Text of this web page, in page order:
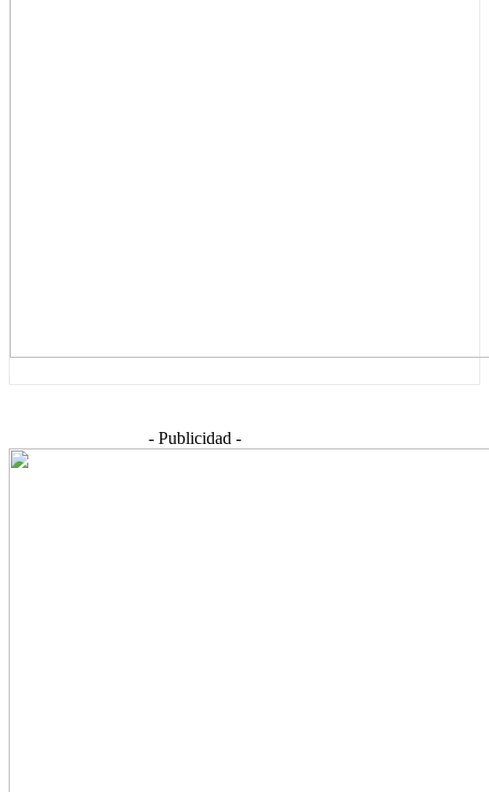
- Publicidad -